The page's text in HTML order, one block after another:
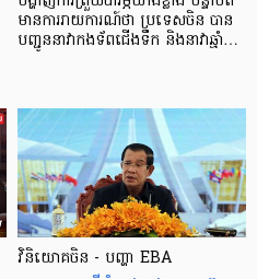
មានការរាយការណ៍ថា ប្រទេសចិន បាន
បញ្ជូននាវាកងទ័ពជើងទឹក និងនាវាឆ្មាំ…
វិនិយោគចិន - បញ្ហា​ EBA